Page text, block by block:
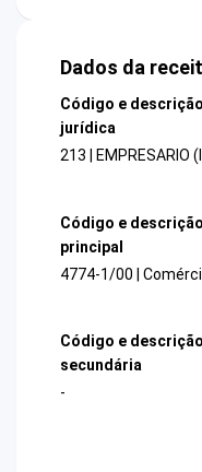
Dados da
Código e
jurídica
213 | EMPRESARIO
Código e
principal
4774-1/00 |
Código e
secundária
-